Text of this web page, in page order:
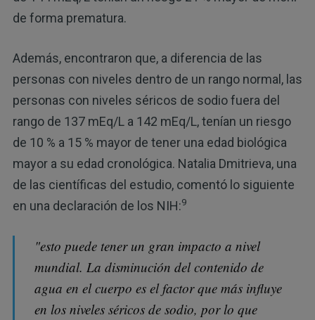
de forma prematura.
Además, encontraron que, a diferencia de las
personas con niveles dentro de un rango normal, las
personas con niveles séricos de sodio fuera del
rango de 137 mEq/L a 142 mEq/L, tenían un riesgo
de 10 % a 15 % mayor de tener una edad biológica
mayor a su edad cronológica. Natalia Dmitrieva, una
de las científicas del estudio, comentó lo siguiente
en una declaración de los NIH:9
"esto puede tener un gran impacto a nivel
mundial. La disminución del contenido de
agua en el cuerpo es el factor que más influye
en los niveles séricos de sodio, por lo que